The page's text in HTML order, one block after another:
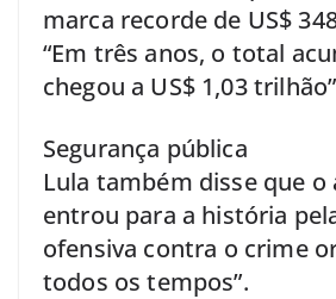
marca recorde de US$
“Em três anos, o total
chegou a US$ 1,03
Segurança pública
Lula também disse que o
entrou para a história
ofensiva contra o crime
todos os tempos”.